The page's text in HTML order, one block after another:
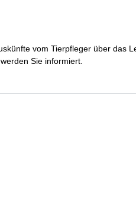
vom Tierpfleger über das
Sie informiert.